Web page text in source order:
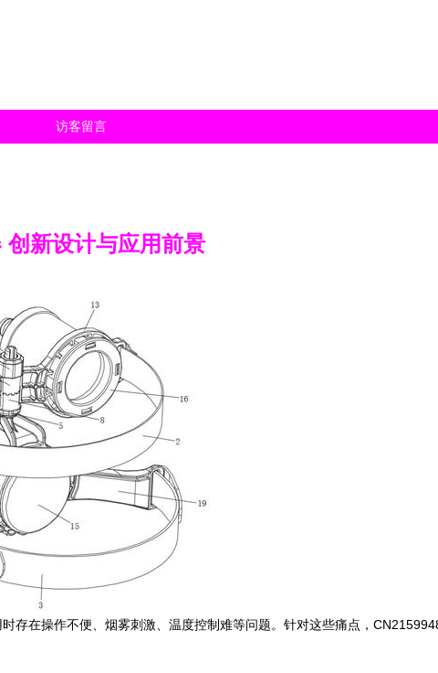
访客留言
创新设计与应用前景
存在操作不便、烟雾刺激、温度控制难等问题。针对这些痛点，